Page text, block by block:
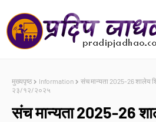
मुख्यपृष्ठ Information
संच मान्यता 2025-26 शालेय
२३/१२/२०२५
संच मान्यता 2025-26